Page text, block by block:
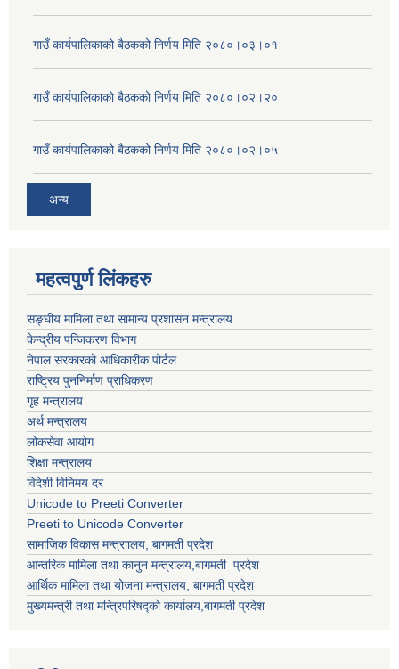
गाउँ कार्यपालिकाको बैठकको निर्णय मिति २०८०।०३।०१
गाउँ कार्यपालिकाको बैठकको निर्णय मिति २०८०।०२।२०
गाउँ कार्यपालिकाको बैठकको निर्णय मिति २०८०।०२।०५
अन्य
महत्वपुर्ण लिंकहरु
सङ्घीय मामिला तथा सामान्य प्रशासन मन्त्रालय
केन्द्रीय पन्जिकरण विभाग
नेपाल सरकारको आधिकारीक पोर्टल
राष्ट्रिय पुननिर्माण प्राधिकरण
गृह मन्त्रालय
अर्थ मन्त्रालय
लोकसेवा आयोग
शिक्षा मन्त्रालय
विदेशी विनिमय दर
Unicode to Preeti Converter
Preeti to Unicode Converter
सामाजिक विकास मन्त्राालय, बागमती प्रदेश
आन्तरिक मामिला तथा कानुन मन्त्रालय,बागमती प्रदेश
आर्थिक मामिला तथा योजना मन्त्रालय, बागमती प्रदेश
मुख्यमन्त्री तथा मन्त्रिपरिषद्को कार्यालय,बागमती प्रदेश